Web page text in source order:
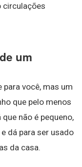
circulações
um
para você, mas um
que pelo menos
não é pequeno,
dá para ser usado
da casa.